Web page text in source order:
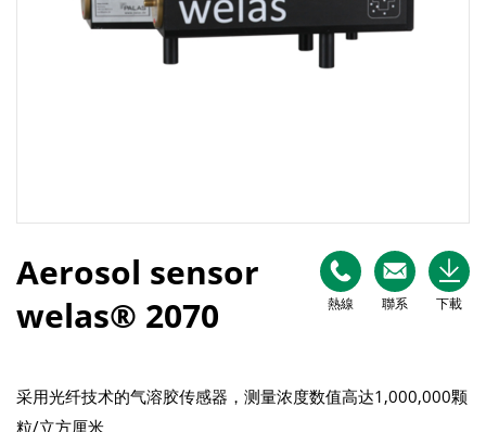
熱線 聯系 下載
Aerosol sensor
welas® 2070
采用光纤技术的气溶胶传感器，测量浓度数值高达1,000,000颗
粒/立方厘米